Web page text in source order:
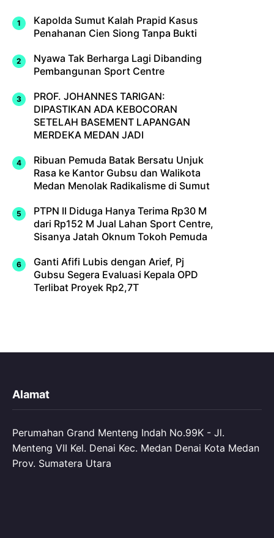
Kapolda Sumut Kalah Prapid Kasus
Penahanan Cien Siong Tanpa Bukti
Nyawa Tak Berharga Lagi Dibanding
Pembangunan Sport Centre
PROF. JOHANNES TARIGAN:
DIPASTIKAN ADA KEBOCORAN
SETELAH BASEMENT LAPANGAN
MERDEKA MEDAN JADI
Ribuan Pemuda Batak Bersatu Unjuk
Rasa ke Kantor Gubsu dan Walikota
Medan Menolak Radikalisme di Sumut
PTPN II Diduga Hanya Terima Rp30 M
dari Rp152 M Jual Lahan Sport Centre,
Sisanya Jatah Oknum Tokoh Pemuda
Ganti Afifi Lubis dengan Arief, Pj
Gubsu Segera Evaluasi Kepala OPD
Terlibat Proyek Rp2,7T
Alamat
Perumahan Grand Menteng Indah No.99K - Jl.
Menteng VII Kel. Denai Kec. Medan Denai Kota Medan
Prov. Sumatera Utara